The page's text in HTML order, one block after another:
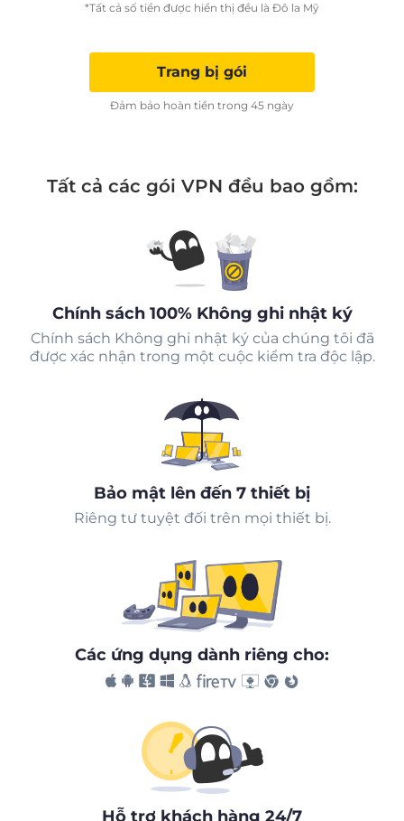
*Tất cả số tiền được hiển thị đều là Đô la Mỹ
Trang bị gói
Đảm bảo hoàn tiền trong 45 ngày
Tất cả các gói VPN đều bao gồm:
Chính sách 100% Không ghi nhật ký
Chính sách Không ghi nhật ký của chúng tôi đã
được xác nhận trong một cuộc kiểm tra độc lập.
Bảo mật lên đến 7 thiết bị
Riêng tư tuyệt đối trên mọi thiết bị.
Các ứng dụng dành riêng cho:
Hỗ trợ khách hàng 24/7